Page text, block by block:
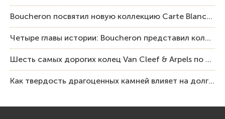
Boucheron посвятил новую коллекцию Carte Blanche Human Being человеку и силе мастерства
Четыре главы истории: Boucheron представил коллекцию «Nom: Boucheron, Prénom: Frédéric»
Шесть самых дорогих колец Van Cleef & Arpels по итогам аукционов Sotheby’s
Как твердость драгоценных камней влияет на долговечность ювелирных изделий